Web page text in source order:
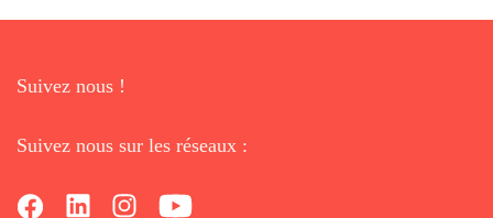
Suivez nous !
Suivez nous sur les réseaux :